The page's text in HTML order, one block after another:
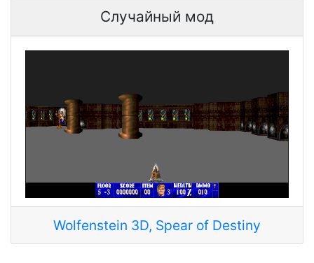
Случайный мод
Wolfenstein 3D, Spear of Destiny